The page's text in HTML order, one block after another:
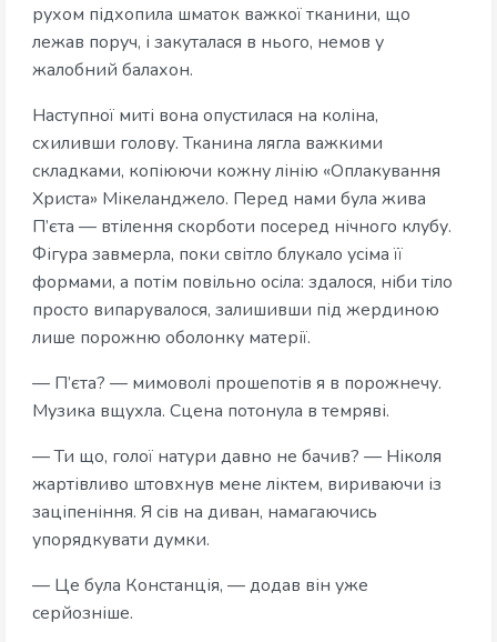
рухом підхопила шматок важкої тканини, що
лежав поруч, і закуталася в нього, немов у
жалобний балахон.
Наступної миті вона опустилася на коліна,
схиливши голову. Тканина лягла важкими
складками, копіюючи кожну лінію «Оплакування
Христа» Мікеланджело. Перед нами була жива
П’єта — втілення скорботи посеред нічного клубу.
Фігура завмерла, поки світло блукало усіма її
формами, а потім повільно осіла: здалося, ніби тіло
просто випарувалося, залишивши під жердиною
лише порожню оболонку матерії.
— П’єта? — мимоволі прошепотів я в порожнечу.
Музика вщухла. Сцена потонула в темряві.
— Ти що, голої натури давно не бачив? — Ніколя
жартівливо штовхнув мене ліктем, вириваючи із
заціпеніння. Я сів на диван, намагаючись
упорядкувати думки.
— Це була Констанція, — додав він уже
серйозніше.